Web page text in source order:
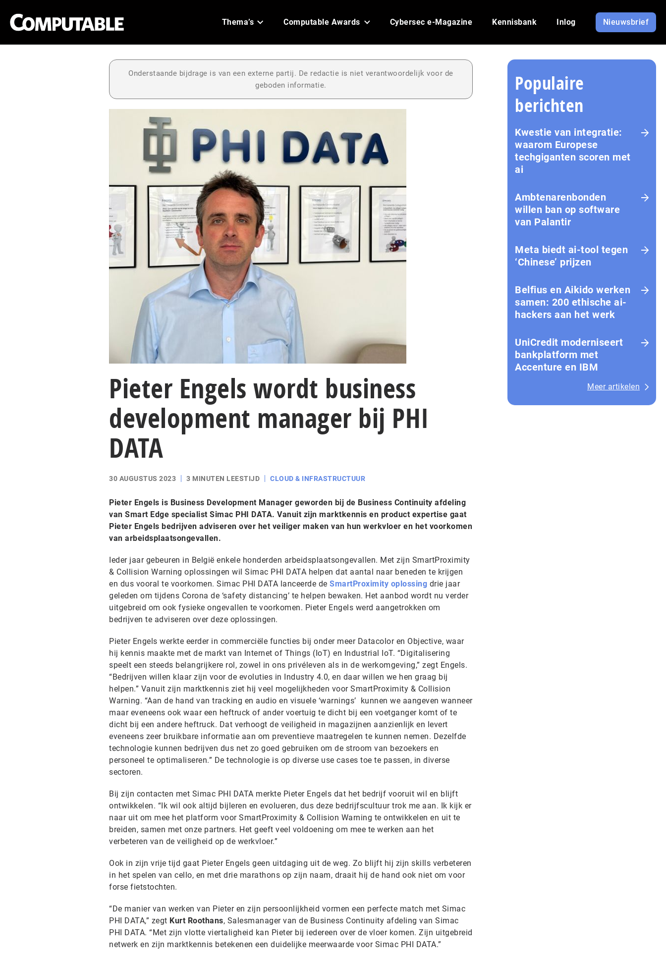
Thema’s Computable Awards Cybersec e-Magazine Kennisbank Inlog Nieuwsbrief
Onderstaande bijdrage is van een externe partij. De redactie is niet verantwoordelijk voor de
geboden informatie.
Pieter Engels wordt business
development manager bij PHI
DATA
30 AUGUSTUS 2023 3 MINUTEN LEESTIJD CLOUD & INFRASTRUCTUUR
Pieter Engels is Business Development Manager geworden bij de Business Continuity afdeling
van Smart Edge specialist Simac PHI DATA. Vanuit zijn marktkennis en product expertise gaat
Pieter Engels bedrijven adviseren over het veiliger maken van hun werkvloer en het voorkomen
van arbeidsplaatsongevallen.
Ieder jaar gebeuren in België enkele honderden arbeidsplaatsongevallen. Met zijn SmartProximity
& Collision Warning oplossingen wil Simac PHI DATA helpen dat aantal naar beneden te krijgen
en dus vooral te voorkomen. Simac PHI DATA lanceerde de SmartProximity oplossing drie jaar
geleden om tijdens Corona de ‘safety distancing’ te helpen bewaken. Het aanbod wordt nu verder
uitgebreid om ook fysieke ongevallen te voorkomen. Pieter Engels werd aangetrokken om
bedrijven te adviseren over deze oplossingen.
Pieter Engels werkte eerder in commerciële functies bij onder meer Datacolor en Objective, waar
hij kennis maakte met de markt van Internet of Things (IoT) en Industrial IoT. “Digitalisering
speelt een steeds belangrijkere rol, zowel in ons privéleven als in de werkomgeving,” zegt Engels.
“Bedrijven willen klaar zijn voor de evoluties in Industry 4.0, en daar willen we hen graag bij
helpen.” Vanuit zijn marktkennis ziet hij veel mogelijkheden voor SmartProximity & Collision
Warning. “Aan de hand van tracking en audio en visuele ‘warnings’ kunnen we aangeven wanneer
maar eveneens ook waar een heftruck of ander voertuig te dicht bij een voetganger komt of te
dicht bij een andere heftruck. Dat verhoogt de veiligheid in magazijnen aanzienlijk en levert
eveneens zeer bruikbare informatie aan om preventieve maatregelen te kunnen nemen. Dezelfde
technologie kunnen bedrijven dus net zo goed gebruiken om de stroom van bezoekers en
personeel te optimaliseren.” De technologie is op diverse use cases toe te passen, in diverse
sectoren.
Bij zijn contacten met Simac PHI DATA merkte Pieter Engels dat het bedrijf vooruit wil en blijft
ontwikkelen. “Ik wil ook altijd bijleren en evolueren, dus deze bedrijfscultuur trok me aan. Ik kijk er
naar uit om mee het platform voor SmartProximity & Collision Warning te ontwikkelen en uit te
breiden, samen met onze partners. Het geeft veel voldoening om mee te werken aan het
verbeteren van de veiligheid op de werkvloer.”
Ook in zijn vrije tijd gaat Pieter Engels geen uitdaging uit de weg. Zo blijft hij zijn skills verbeteren
in het spelen van cello, en met drie marathons op zijn naam, draait hij de hand ook niet om voor
forse fietstochten.
“De manier van werken van Pieter en zijn persoonlijkheid vormen een perfecte match met Simac
PHI DATA,” zegt Kurt Roothans, Salesmanager van de Business Continuity afdeling van Simac
PHI DATA. “Met zijn vlotte viertaligheid kan Pieter bij iedereen over de vloer komen. Zijn uitgebreid
netwerk en zijn marktkennis betekenen een duidelijke meerwaarde voor Simac PHI DATA.”
Populaire
berichten
Kwestie van integratie:
waarom Europese
techgiganten scoren met
ai
Amb­te­na­ren­bon­den
willen ban op software
van Palantir
Meta biedt ai-tool tegen
‘Chinese’ prijzen
Belfius en Aikido werken
samen: 200 ethische ai-
hackers aan het werk
UniCredit moderniseert
bankplatform met
Accenture en IBM
Meer artikelen